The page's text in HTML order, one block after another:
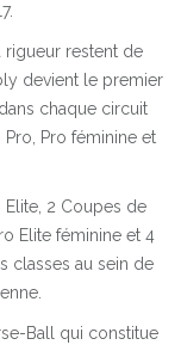
rigueur restent de
devient le premier
chaque circuit
Pro, Pro féminine et
Elite, 2 Coupes de
Elite féminine et 4
classes au sein de
Ball qui constitue